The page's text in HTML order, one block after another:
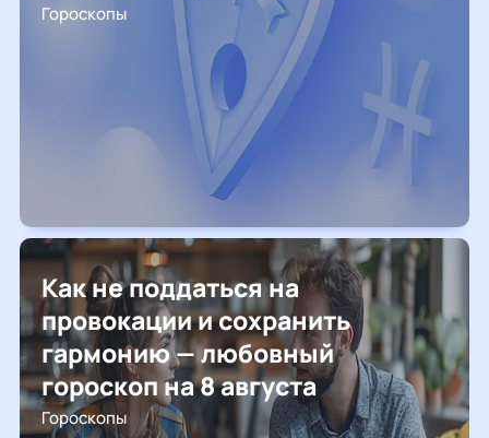
Гороскопы
Как не поддаться на
провокации и сохранить
гармонию — любовный
гороскоп на 8 августа
Гороскопы